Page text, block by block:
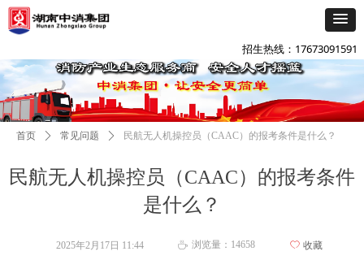
招生热线：17673091591
添加企微咨询
民航无人机操控员（CAAC）的报考条件
是什么？
首页 ꄲ 常见问题 ꄲ 民航无人机操控员（CAAC）的报考条件是什么？
2025年2月17日 11:44 ꄘ 浏览量： 14658 ꄀ 收藏